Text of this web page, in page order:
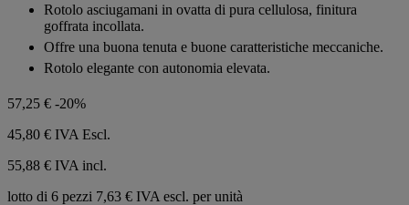
Rotolo asciugamani in ovatta di pura cellulosa, finitura
goffrata incollata.
Offre una buona tenuta e buone caratteristiche meccaniche.
Rotolo elegante con autonomia elevata.
57,25 € -20%
45,80 € IVA Escl.
55,88 € IVA incl.
lotto di 6 pezzi 7,63 € IVA escl. per unità